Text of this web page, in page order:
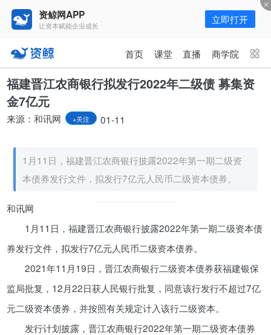
资鲸网APP
让资本赋能企业成长 立即打开
首页 课堂 直播 商学院
资讯 课堂 直播 商学院
报告
世纪浪人：容颜美丽、灵魂有趣，
AI虚拟数字人李未可闪亮登场
01-09
卫龙IPO靴子落地，“辣条一哥”值
不值700亿估值？
屡教不改？美团偷换抽佣规则，逼
迫外卖涨价，商家甚至倒贴钱
05-24
福建晋江农商银行拟发行2022年二级债 募集资
金7亿元
来源：和讯网 +关注 01-11
1月11日，福建晋江农商银行披露2022年第一期二级资
本债券发行文件，拟发行7亿元人民币二级资本债券。
和讯网
1月11日，福建晋江农商银行披露2022年第一期二级资本债
券发行文件，拟发行7亿元人民币二级资本债券。
2021年11月19日，晋江农商银行二级资本债券获福建银保
监局批复，12月22日获人民银行批复，同意该行发行不超过7亿
元二级资本债券，并按照有关规定计入该行二级资本。
发行计划披露，晋江农商银行2022年第一期二级资本债券